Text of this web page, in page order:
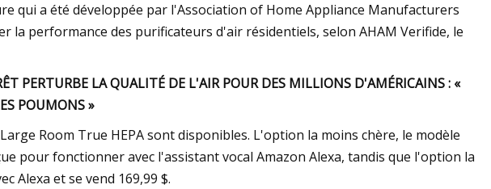
qui a été développée par l'Association of Home Appliance Manufacturers
la performance des purificateurs d'air résidentiels, selon AHAM Verifide, le
PERTURBE LA QUALITÉ DE L'AIR POUR DES MILLIONS D'AMÉRICAINS : «
POUMONS »
Room True HEPA sont disponibles. L'option la moins chère, le modèle
pour fonctionner avec l'assistant vocal Amazon Alexa, tandis que l'option la
Alexa et se vend 169,99 $.